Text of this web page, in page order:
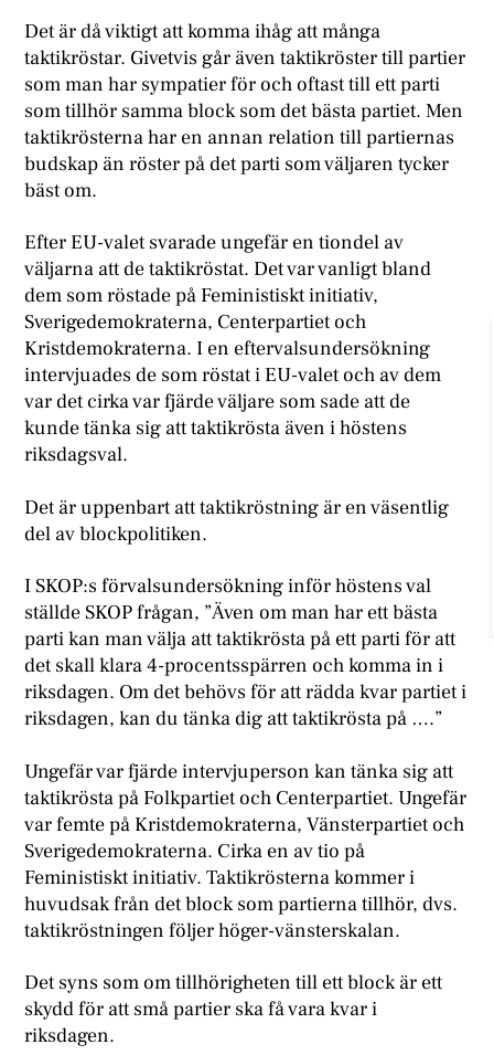
Det är då viktigt att komma ihåg att många
taktikröstar. Givetvis går även taktikröster till partier
som man har sympatier för och oftast till ett parti
som tillhör samma block som det bästa partiet. Men
taktikrösterna har en annan relation till partiernas
budskap än röster på det parti som väljaren tycker
bäst om.
Efter EU-valet svarade ungefär en tiondel av
väljarna att de taktikröstat. Det var vanligt bland
dem som röstade på Feministiskt initiativ,
Sverigedemokraterna, Centerpartiet och
Kristdemokraterna. I en eftervalsundersökning
intervjuades de som röstat i EU-valet och av dem
var det cirka var fjärde väljare som sade att de
kunde tänka sig att taktikrösta även i höstens
riksdagsval.
Det är uppenbart att taktikröstning är en väsentlig
del av blockpolitiken.
I SKOP:s förvalsundersökning inför höstens val
ställde SKOP frågan, ”Även om man har ett bästa
parti kan man välja att taktikrösta på ett parti för att
det skall klara 4-procentsspärren och komma in i
riksdagen. Om det behövs för att rädda kvar partiet i
riksdagen, kan du tänka dig att taktikrösta på ….”
Ungefär var fjärde intervjuperson kan tänka sig att
taktikrösta på Folkpartiet och Centerpartiet. Ungefär
var femte på Kristdemokraterna, Vänsterpartiet och
Sverigedemokraterna. Cirka en av tio på
Feministiskt initiativ. Taktikrösterna kommer i
huvudsak från det block som partierna tillhör, dvs.
taktikröstningen följer höger-vänsterskalan.
Det syns som om tillhörigheten till ett block är ett
skydd för att små partier ska få vara kvar i
riksdagen.